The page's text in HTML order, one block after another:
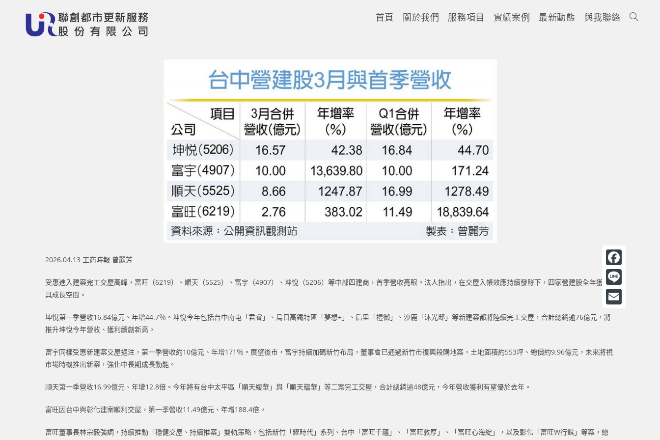
首頁 關於我們 服務項目 實績案例 最新動態 與我聯絡
2026.04.13 工商時報 曾麗芳
受惠進入建案完工交屋高峰，富旺（6219）、順天（5525）、富宇（4907）、坤悅（5206）等中部四建商，首季營收亮眼。法人指出，在交屋入帳效應持續發酵下，四家營建股全年獲利
具成長空間。
坤悅第一季營收16.84億元、年增44.7％。坤悅今年包括台中南屯「君睿」、烏日高鐵特區「夢想+」、后里「禮御」、沙鹿「沐光邸」等新建案都將陸續完工交屋，合計總銷逾76億元，將
推升坤悅今年營收、獲利續創新高。
富宇同樣受惠新建案交屋挹注，第一季營收約10億元、年增171％。展望後市，富宇持續加碼新竹布局，董事會已通過新竹市復興段購地案，土地面積約553坪、總價約9.96億元，未來將視
市場時機推出新案，強化中長期成長動能。
順天第一季營收16.99億元、年增12.8倍。今年將有台中太平區「順天緮華」與「順天蘊華」等二案完工交屋，合計總銷逾48億元，今年營收獲利有望優於去年。
富旺因台中與彰化建案順利交屋，第一季營收11.49億元、年增188.4倍。
富旺董事長林宗毅強調，持續推動「穩健交屋、持續推案」雙軌策略，包括新竹「耀時代」系列、台中「富旺千蘊」、「富旺敦厚」、「富旺心海綻」，以及彰化「富旺W行館」等案，總
F
a
c
e
o
L
n
E